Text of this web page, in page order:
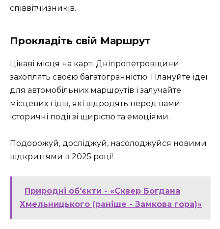
співвітчизників.
Прокладіть свій Маршрут
Цікаві місця на карті Дніпропетровщини
захоплять своєю багатогранністю. Плануйте ідеї
для автомобільних маршрутів і залучайте
місцевих гідів, які відродять перед вами
історичні події зі щирістю та емоціями.
Подорожуй, досліджуй, насолоджуйся новими
відкриттями в 2025 році!
Природні об'єкти - «Сквер Богдана
Хмельницького (раніше - Замкова гора)»